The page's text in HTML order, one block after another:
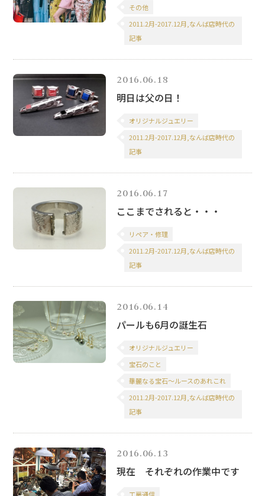
その他
2011.2月-2017.12月,なんば店時代の
記事
2016.06.18
明日は父の日！
オリジナルジュエリー
2011.2月-2017.12月,なんば店時代の
記事
2016.06.17
ここまでされると・・・
リペア・修理
2011.2月-2017.12月,なんば店時代の
記事
2016.06.14
パールも6月の誕生石
オリジナルジュエリー
宝石のこと
華麗なる宝石～ルースのあれこれ
2011.2月-2017.12月,なんば店時代の
記事
2016.06.13
現在 それぞれの作業中です